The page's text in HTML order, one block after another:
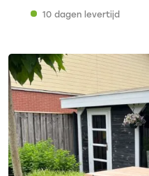
10 dagen levertijd